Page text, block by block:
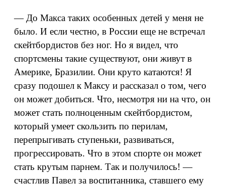
— До Макса таких особенных детей у меня не
было. И если честно, в России еще не встречал
скейтбордистов без ног. Но я видел, что
спортсмены такие существуют, они живут в
Америке, Бразилии. Они круто катаются! Я
сразу подошел к Максу и рассказал о том, чего
он может добиться. Что, несмотря ни на что, он
может стать полноценным скейтбордистом,
который умеет скользить по перилам,
перепрыгивать ступеньки, развиваться,
прогрессировать. Что в этом спорте он может
стать крутым парнем. Так и получилось! —
счастлив Павел за воспитанника, ставшего ему